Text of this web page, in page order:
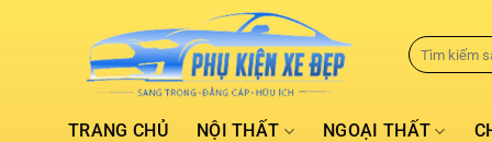
TRANG CHỦ NỘI THẤT NGOẠI THẤT